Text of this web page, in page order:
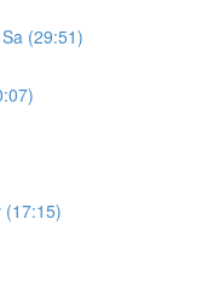
(29:51)
(17:15)